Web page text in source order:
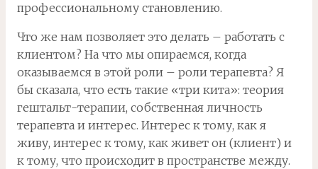
профессиональному становлению.
Что же нам позволяет это делать – работать с
клиентом? На что мы опираемся, когда
оказываемся в этой роли – роли терапевта? Я
бы сказала, что есть такие «три кита»: теория
гештальт-терапии, собственная личность
терапевта и интерес. Интерес к тому, как я
живу, интерес к тому, как живет он (клиент) и
к тому, что происходит в пространстве между.